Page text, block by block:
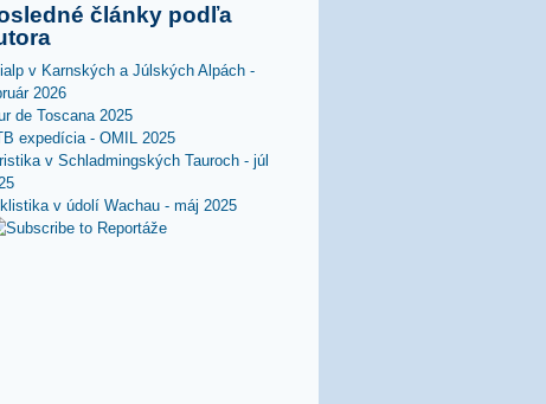
články podľa
v Karnských a Júlských Alpách -
2026
de Toscana 2025
expedícia - OMIL 2025
v Schladmingských Tauroch - júl
v údolí Wachau - máj 2025